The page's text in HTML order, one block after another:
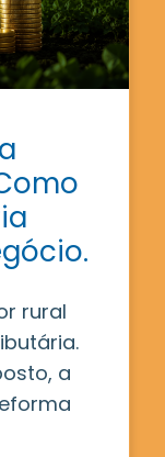
rural
a